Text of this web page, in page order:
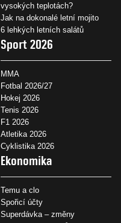
vysokých teplotách?
Jak na dokonalé letní mojito
6 lehkých letních salátů
Sport 2026
MMA
Fotbal 2026/27
Hokej 2026
Tenis 2026
F1 2026
Atletika 2026
Cyklistika 2026
Ekonomika
Temu a clo
Spořicí účty
Superdávka – změny